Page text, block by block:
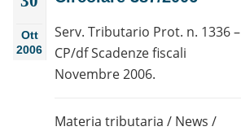
Ott
2006
Serv. Tributario Prot. n. 1336 –
CP/df Scadenze fiscali
Novembre 2006.
Materia tributaria / News /